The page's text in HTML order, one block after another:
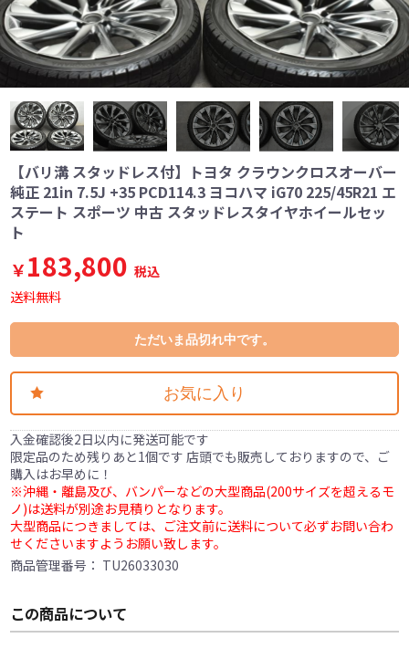
【バリ溝 スタッドレス付】トヨタ クラウンクロスオーバー
純正 21in 7.5J +35 PCD114.3 ヨコハマ iG70 225/45R21 エ
ステート スポーツ 中古 スタッドレスタイヤホイールセッ
ト
￥183,800 税込
送料無料
ただいま品切れ中です。
お気に入り
入金確認後2日以内に発送可能です
限定品のため残りあと1個です 店頭でも販売しておりますので、ご
購入はお早めに！
※沖縄・離島及び、バンパーなどの大型商品(200サイズを超えるモ
ノ)は送料が別途お見積りとなります。
大型商品につきましては、ご注文前に送料について必ずお問い合わ
せくださいますようお願い致します。
商品管理番号： TU26033030
この商品について